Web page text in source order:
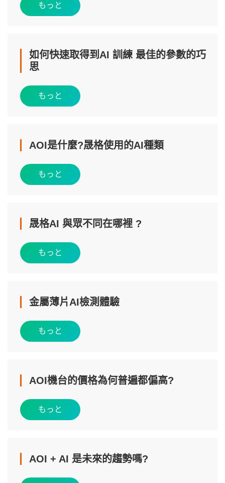
もっと
如何快速取得到AI 訓練 最佳的參數的巧
思
もっと
AOI是什麼?晟格使用的AI種類
もっと
晟格AI 與眾不同在哪裡 ?
もっと
金屬薄片AI檢測體驗
もっと
AOI機台的價格為何普遍都偏高?
もっと
AOI + AI 是未來的趨勢嗎?